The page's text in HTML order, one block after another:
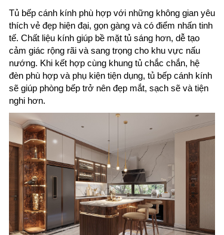
Tủ bếp cánh kính phù hợp với những không gian yêu
thích vẻ đẹp hiện đại, gọn gàng và có điểm nhấn tinh
tế. Chất liệu kính giúp bề mặt tủ sáng hơn, dễ tạo
cảm giác rộng rãi và sang trọng cho khu vực nấu
nướng. Khi kết hợp cùng khung tủ chắc chắn, hệ
đèn phù hợp và phụ kiện tiện dụng, tủ bếp cánh kính
sẽ giúp phòng bếp trở nên đẹp mắt, sạch sẽ và tiện
nghi hơn.